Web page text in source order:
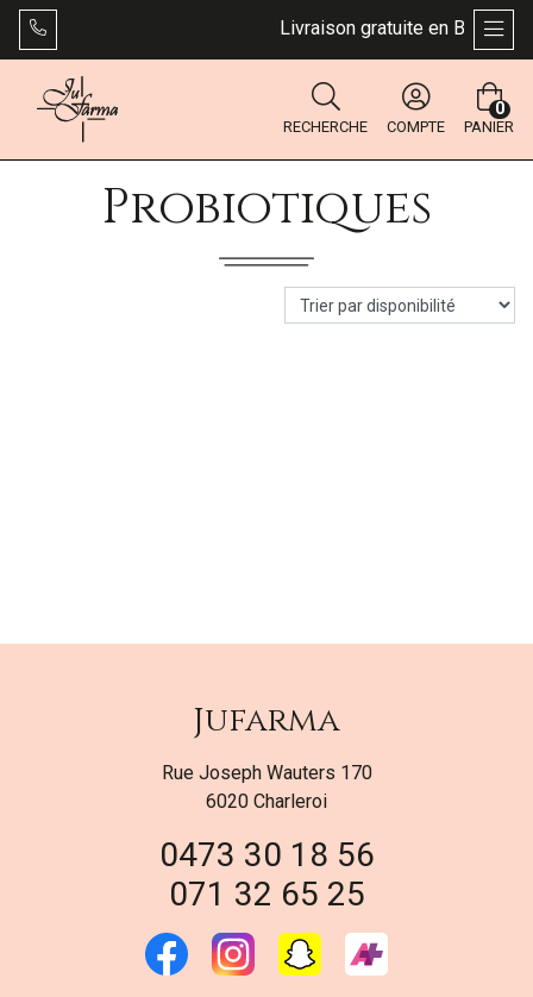
Livraison gratuite en
RECHERCHE COMPTE PANIER
0
Probiotiques
Jufarma
Rue Joseph Wauters 170
6020 Charleroi
0473 30 18 56
071 32 65 25